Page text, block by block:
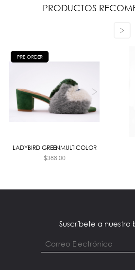
PRODUCTOS
PRE ORDER
LADYBIRD GREENMULTICOLOR
$388.00
Suscríbete a nuestro